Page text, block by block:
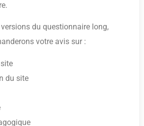
du questionnaire long,
votre avis sur :
du site